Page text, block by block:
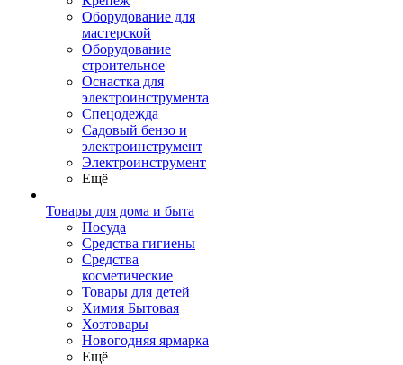
Оборудование для
мастерской
Оборудование
строительное
Оснастка для
электроинструмента
Спецодежда
Садовый бензо и
электроинструмент
Электроинструмент
Ещё
Товары для дома и быта
Посуда
Средства гигиены
Средства
косметические
Товары для детей
Химия Бытовая
Хозтовары
Новогодняя ярмарка
Ещё